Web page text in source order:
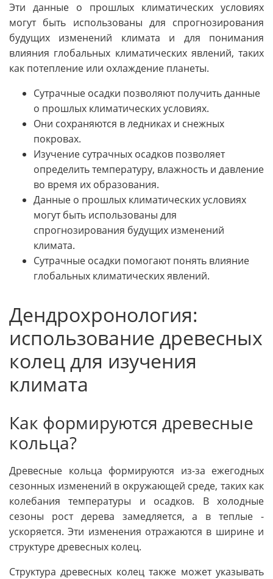
Эти данные о прошлых климатических условиях
могут быть использованы для спрогнозирования
будущих изменений климата и для понимания
влияния глобальных климатических явлений, таких
как потепление или охлаждение планеты.
Сутрачные осадки позволяют получить данные
о прошлых климатических условиях.
Они сохраняются в ледниках и снежных
покровах.
Изучение сутрачных осадков позволяет
определить температуру, влажность и давление
во время их образования.
Данные о прошлых климатических условиях
могут быть использованы для
спрогнозирования будущих изменений
климата.
Сутрачные осадки помогают понять влияние
глобальных климатических явлений.
Дендрохронология:
использование древесных
колец для изучения
климата
Как формируются древесные
кольца?
Древесные кольца формируются из-за ежегодных
сезонных изменений в окружающей среде, таких как
колебания температуры и осадков. В холодные
сезоны рост дерева замедляется, а в теплые -
ускоряется. Эти изменения отражаются в ширине и
структуре древесных колец.
Структура древесных колец также может указывать